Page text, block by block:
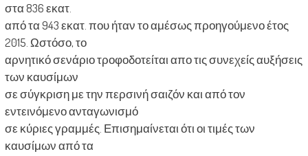
στα 836 εκατ.
από τα 943 εκατ. που ήταν το αμέσως προηγούμενο έτος
2015. Ωστόσο, το
αρνητικό σενάριο τροφοδοτείται απο τις συνεχείς αυξήσεις
των καυσίμων
σε σύγκριση με την περσινή σαιζόν και από τον
εντεινόμενο ανταγωνισμό
σε κύριες γραμμές. Επισημαίνεται ότι οι τιμές των
καυσίμων από τα